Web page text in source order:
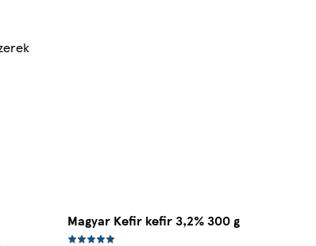
Magyar Kefir kefir 3,2% 300 g